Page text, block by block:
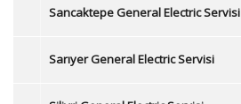
Sancaktepe General Electric Servisi
Sarıyer General Electric Servisi